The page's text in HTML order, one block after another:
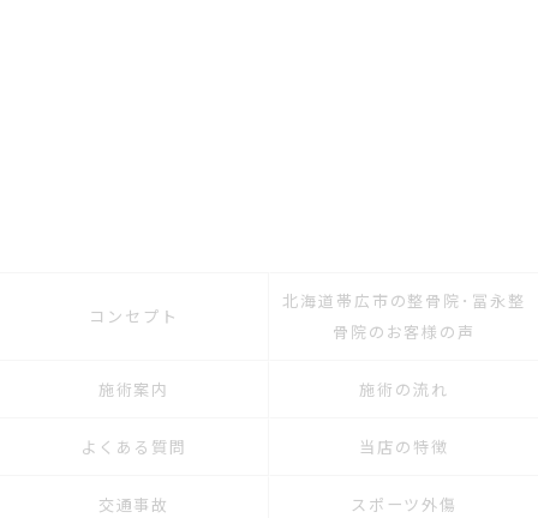
コンセプト
北海道帯広市の整骨院･冨永整
骨院のお客様の声
施術案内 施術の流れ
よくある質問 当店の特徴
交通事故 スポーツ外傷